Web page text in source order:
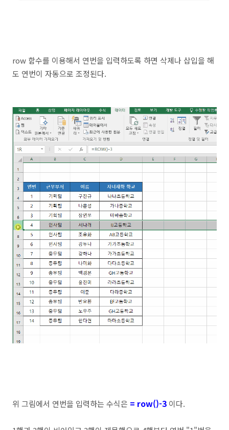
row 함수를 이용해서 연번을 입력하도록 하면 삭제나 삽입을 해
도 연번이 자동으로 조정된다.
위 그림에서 연번을 입력하는 수식은 = row()-3 이다.